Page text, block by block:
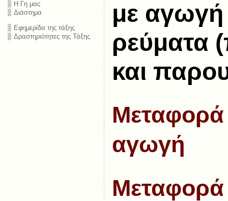
Η Γη μας
Διάστημα
Εφημερίδα της τάξης
Δραστηριότητες της Τάξης
με αγωγή
ρεύματα
και
Μεταφορά
αγωγή
Μεταφορά